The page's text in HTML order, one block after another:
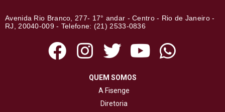
Avenida Rio Branco, 277- 17° andar - Centro - Rio de Janeiro -
RJ, 20040-009 - Telefone: (21) 2533-0836
QUEM SOMOS
A Fisenge
Diretoria